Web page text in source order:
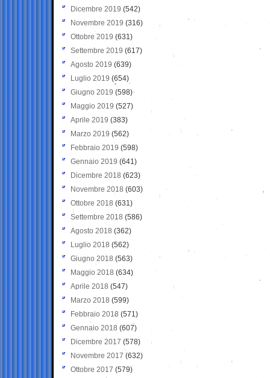
Dicembre 2019 (542)
Novembre 2019 (316)
Ottobre 2019 (631)
Settembre 2019 (617)
Agosto 2019 (639)
Luglio 2019 (654)
Giugno 2019 (598)
Maggio 2019 (527)
Aprile 2019 (383)
Marzo 2019 (562)
Febbraio 2019 (598)
Gennaio 2019 (641)
Dicembre 2018 (623)
Novembre 2018 (603)
Ottobre 2018 (631)
Settembre 2018 (586)
Agosto 2018 (362)
Luglio 2018 (562)
Giugno 2018 (563)
Maggio 2018 (634)
Aprile 2018 (547)
Marzo 2018 (599)
Febbraio 2018 (571)
Gennaio 2018 (607)
Dicembre 2017 (578)
Novembre 2017 (632)
Ottobre 2017 (579)